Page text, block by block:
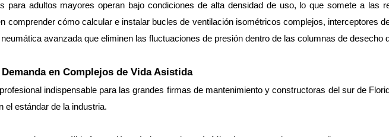
para adultos mayores operan bajo condiciones de alta densidad de uso, lo que somete a las
comprender cómo calcular e instalar bucles de ventilación isométricos complejos, interceptores
avanzada que eliminen las fluctuaciones de presión dentro de las columnas de desecho
en Complejos de Vida Asistida
indispensable para las grandes firmas de mantenimiento y constructoras del sur de
el estándar de la industria.